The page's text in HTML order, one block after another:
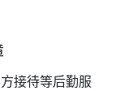
接待等后勤服